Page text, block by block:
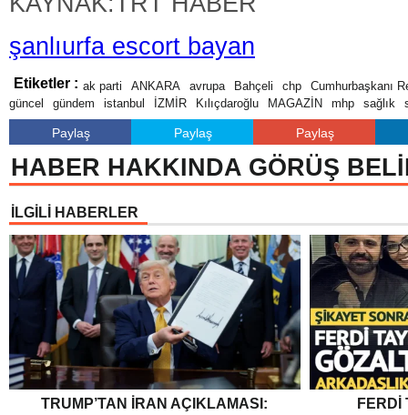
şanlıurfa escort bayan
Etiketler : ak parti ANKARA avrupa Bahçeli chp
Cumhurbaşkanı
güncel
gündem istanbul İZMİR Kılıçdaroğlu MAGAZİN mhp sağlık
Paylaş Paylaş Paylaş
HABER HAKKINDA GÖRÜŞ
İLGİLİ HABERLER
TRUMP’TAN İRAN AÇIKLAMASI:
FERDI